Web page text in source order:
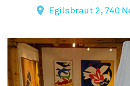
Egilsbraut 2, 740